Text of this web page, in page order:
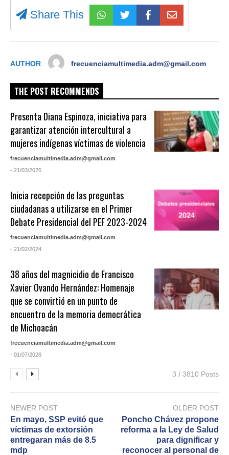
Share This
AUTHOR frecuenciamultimedia.adm@gmail.com
THE POST RECOMMENDS
Presenta Diana Espinoza, iniciativa para
garantizar atención intercultural a
mujeres indígenas víctimas de violencia
frecuenciamultimedia.adm@gmail.com
- 21/03/2026
Inicia recepción de las preguntas
ciudadanas a utilizarse en el Primer
Debate Presidencial del PEF 2023-2024
frecuenciamultimedia.adm@gmail.com
- 21/02/2024
38 años del magnicidio de Francisco
Xavier Ovando Hernández: Homenaje
que se convirtió en un punto de
encuentro de la memoria democrática
de Michoacán
frecuenciamultimedia.adm@gmail.com
- 01/07/2026
3 / 3810 Posts
NEWER POST
En mayo, SSP evitó que
víctimas de extorsión
entregaran más de 8.5
mdp
OLDER POST
Poncho Chávez propone
reforma a la Ley de Salud
para dignificar y
reconocer al personal de